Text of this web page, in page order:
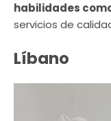
habilidades
servicios de
Líbano